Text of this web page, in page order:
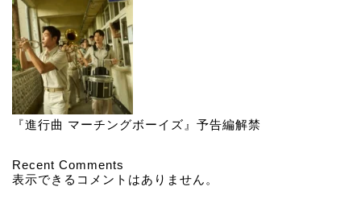
『進行曲 マーチングボーイズ』予告編解禁
Recent Comments
表示できるコメントはありません。